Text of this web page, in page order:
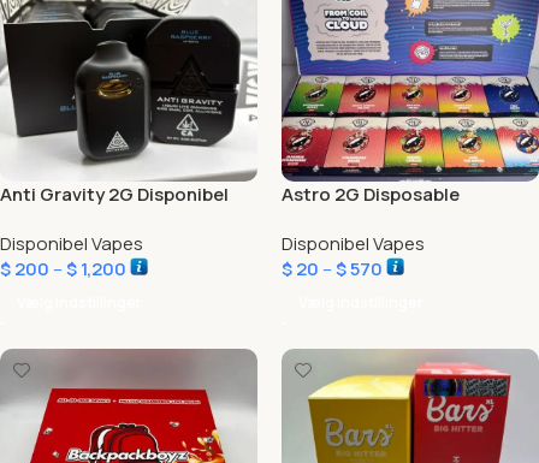
Anti Gravity 2G Disponibel
Disponibel Vapes
$200 –$1,200
Astro 2G Disposable
Disponibel Vapes
$20 –$570